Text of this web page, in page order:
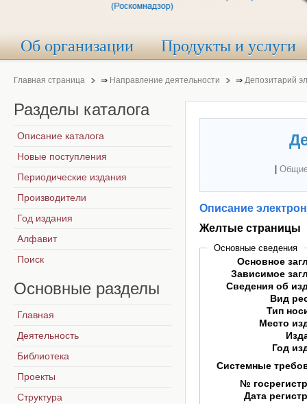
Об организации Продукты и услуги
Главная страница ⇒ Направление деятельности ⇒ Депозитарий
Описание
Желтые страницы
Основные сведения
Основное
Зависимое
Сведения об
Вид
Тип
Место
Год
Системные
№
Дата
Разделы каталога
Описание каталога
Новые поступления
Периодические издания
Производители
Год издания
Алфавит
Поиск
Основные разделы
Главная
Деятельность
Библиотека
Проекты
Структура